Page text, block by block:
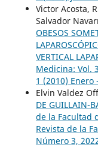
Victor Acosta,
Salvador
OBESOS
VERTICAL
Medicina: Vol.
1 (2010) Enero
Elvin Valdez
DE GUILLAIN-
de la Facultad
Revista de la
Número 3,